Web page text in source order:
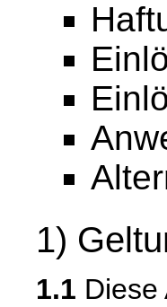
1)
1.1